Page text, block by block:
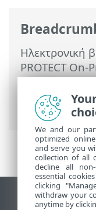
Ηλεκτρονική
PROTECT On-
το ESET
PROTECT
Υπολογιστές>
Προβολή
We and our
optimized
and serve you
collection of all
decline all
essential
clicking
withdraw your
anytime by